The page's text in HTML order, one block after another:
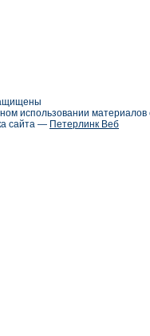
использовании
сайта — Петерлинк Веб